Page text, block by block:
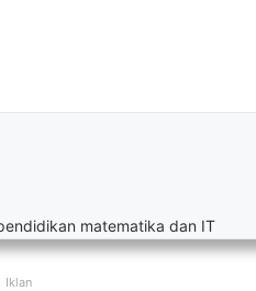
matematika dan IT
Iklan